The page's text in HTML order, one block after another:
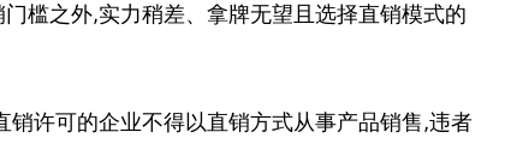
槛之外,实力稍差、拿牌无望且选择直销模式的
销许可的企业不得以直销方式从事产品销售,违者